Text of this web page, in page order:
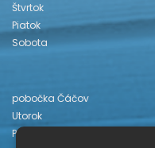
Štvrtok
Piatok
Sobota
pobočka Čáčov
Utorok
Piatok